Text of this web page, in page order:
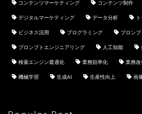
コンテンツマーケティング コンテンツ制作
デジタルマーケティング データ分析
ビジネス活用 プログラミング プロンプ
プロンプトエンジニアリング 人工知能
検索エンジン最適化 業務効率化 業務改
機械学習 生成AI 生産性向上 画
お